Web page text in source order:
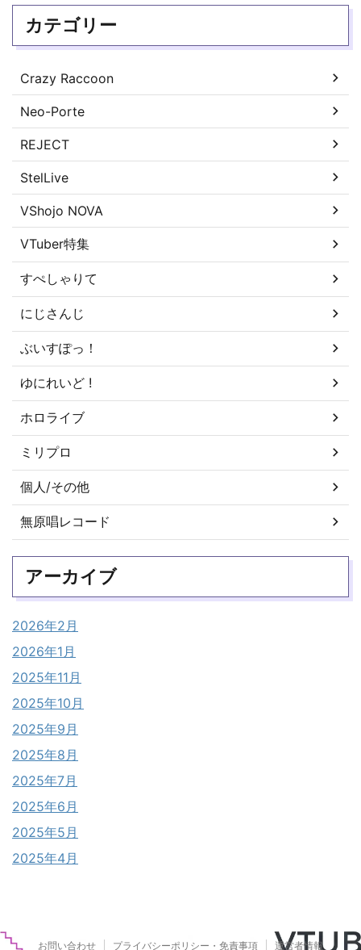
カテゴリー
Crazy Raccoon
Neo-Porte
REJECT
StelLive
VShojo NOVA
VTuber特集
すぺしゃりて
にじさんじ
ぶいすぽっ！
ゆにれいど !
ホロライブ
ミリプロ
個人/その他
無原唱レコード
アーカイブ
2026年2月
2026年1月
2025年11月
2025年10月
2025年9月
2025年8月
2025年7月
2025年6月
2025年5月
2025年4月
お問い合わせ プライバシーポリシー・免責事項 運営者情報